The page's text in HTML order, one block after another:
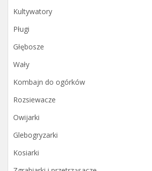
Kultywatory
Pługi
Głębosze
Wały
Kombajn do ogórków
Rozsiewacze
Owijarki
Glebogryzarki
Kosiarki